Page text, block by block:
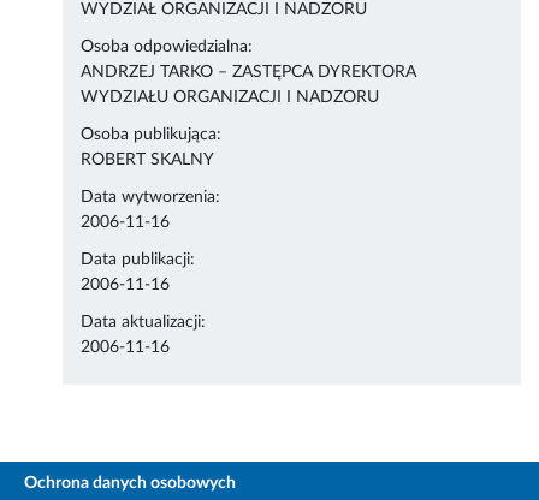
WYDZIAŁ ORGANIZACJI I NADZORU
Osoba odpowiedzialna:
ANDRZEJ TARKO – ZASTĘPCA DYREKTORA
WYDZIAŁU ORGANIZACJI I NADZORU
Osoba publikująca:
ROBERT SKALNY
Data wytworzenia:
2006-11-16
Data publikacji:
2006-11-16
Data aktualizacji:
2006-11-16
Ochrona danych osobowych